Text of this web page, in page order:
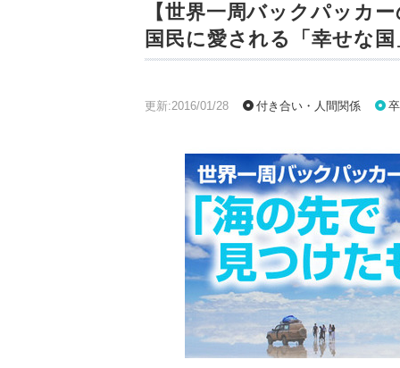
【世界一周バックパッカ
国民に愛される「幸せな
更新:2016/01/28 付き合い・人間関係